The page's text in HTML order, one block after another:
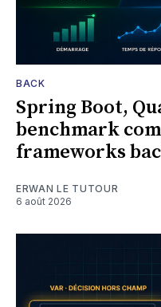
BACK
Spring Boot,
benchmark
frameworks
ERWAN LE TUTOUR
6 août 2026